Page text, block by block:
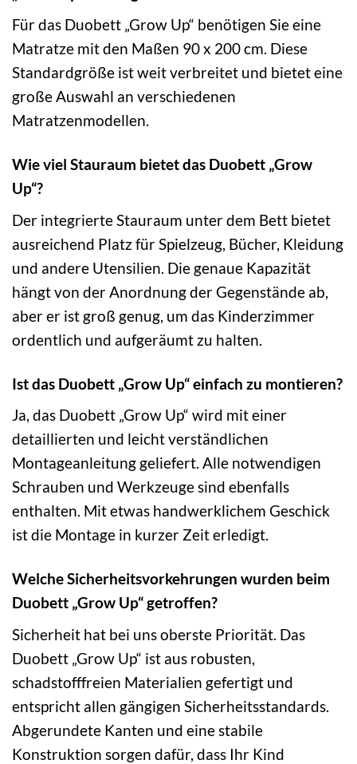
Für das Duobett „Grow Up“ benötigen Sie eine
Matratze mit den Maßen 90 x 200 cm. Diese
Standardgröße ist weit verbreitet und bietet eine
große Auswahl an verschiedenen
Matratzenmodellen.
Wie viel Stauraum bietet das Duobett „Grow
Up“?
Der integrierte Stauraum unter dem Bett bietet
ausreichend Platz für Spielzeug, Bücher, Kleidung
und andere Utensilien. Die genaue Kapazität
hängt von der Anordnung der Gegenstände ab,
aber er ist groß genug, um das Kinderzimmer
ordentlich und aufgeräumt zu halten.
Ist das Duobett „Grow Up“ einfach zu montieren?
Ja, das Duobett „Grow Up“ wird mit einer
detaillierten und leicht verständlichen
Montageanleitung geliefert. Alle notwendigen
Schrauben und Werkzeuge sind ebenfalls
enthalten. Mit etwas handwerklichem Geschick
ist die Montage in kurzer Zeit erledigt.
Welche Sicherheitsvorkehrungen wurden beim
Duobett „Grow Up“ getroffen?
Sicherheit hat bei uns oberste Priorität. Das
Duobett „Grow Up“ ist aus robusten,
schadstofffreien Materialien gefertigt und
entspricht allen gängigen Sicherheitsstandards.
Abgerundete Kanten und eine stabile
Konstruktion sorgen dafür, dass Ihr Kind